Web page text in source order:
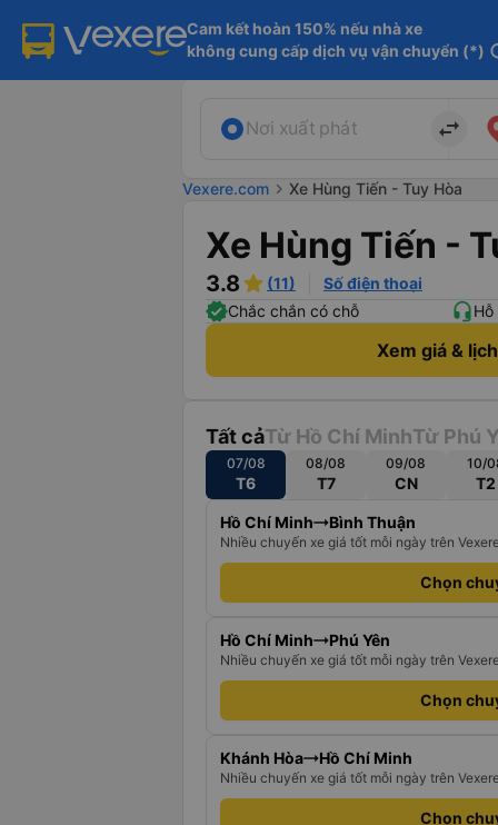
Cam kết hoàn 150% nếu nhà xe
không cung cấp dịch vụ vận chuyển (*)
Nơi xuất phát import_export
Vexere.com chevron_right Xe Hùng Tiến - Tuy Hòa
Xe Hùng Tiến -
3.8 (11)
Số điện thoại
Chắc chắn có chỗ
Xem giá &
Tất cảTừ Hồ Chí MinhTừ Phú
07/08
T6
08/08
T7
09/08
CN
10/
T2
Hồ Chí Minh Bình Thuận
Nhiều chuyến xe giá tốt mỗi ngày trên
Chọn
Hồ Chí Minh Phú Yên
Nhiều chuyến xe giá tốt mỗi ngày trên
Chọn
Khánh Hòa Hồ Chí Minh
Nhiều chuyến xe giá tốt mỗi ngày trên
Chọn